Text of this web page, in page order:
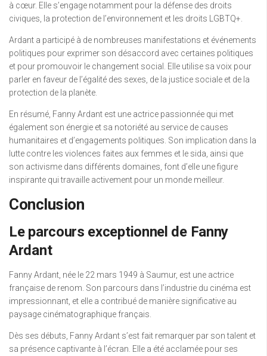
à cœur. Elle s’engage notamment pour la défense des droits
civiques, la protection de l’environnement et les droits LGBTQ+.
Ardant a participé à de nombreuses manifestations et événements
politiques pour exprimer son désaccord avec certaines politiques
et pour promouvoir le changement social. Elle utilise sa voix pour
parler en faveur de l’égalité des sexes, de la justice sociale et de la
protection de la planète.
En résumé, Fanny Ardant est une actrice passionnée qui met
également son énergie et sa notoriété au service de causes
humanitaires et d’engagements politiques. Son implication dans la
lutte contre les violences faites aux femmes et le sida, ainsi que
son activisme dans différents domaines, font d’elle une figure
inspirante qui travaille activement pour un monde meilleur.
Conclusion
Le parcours exceptionnel de Fanny
Ardant
Fanny Ardant, née le 22 mars 1949 à Saumur, est une actrice
française de renom. Son parcours dans l’industrie du cinéma est
impressionnant, et elle a contribué de manière significative au
paysage cinématographique français.
Dès ses débuts, Fanny Ardant s’est fait remarquer par son talent et
sa présence captivante à l’écran. Elle a été acclamée pour ses